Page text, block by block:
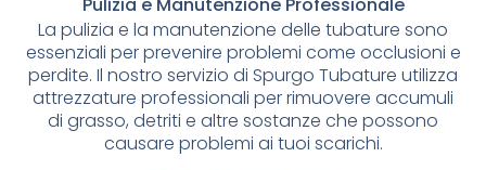
Pulizia e Manutenzione Professionale
La pulizia e la manutenzione delle tubature sono
essenziali per prevenire problemi come occlusioni e
perdite. Il nostro servizio di Spurgo Tubature utilizza
attrezzature professionali per rimuovere accumuli
di grasso, detriti e altre sostanze che possono
causare problemi ai tuoi scarichi.